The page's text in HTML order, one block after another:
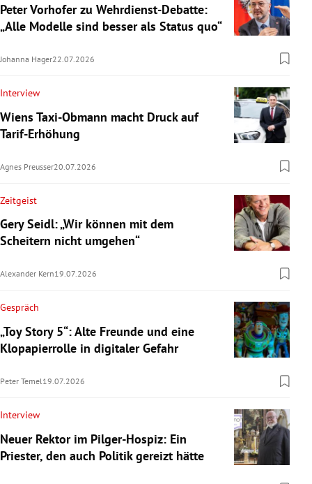
Peter Vorhofer zu Wehrdienst-Debatte:
„Alle Modelle sind besser als Status quo“
Johanna Hager22.07.2026
Interview
Wiens Taxi-Obmann macht Druck auf
Tarif-Erhöhung
Agnes Preusser20.07.2026
Zeitgeist
Gery Seidl: „Wir können mit dem
Scheitern nicht umgehen“
Alexander Kern19.07.2026
Gespräch
„Toy Story 5“: Alte Freunde und eine
Klopapierrolle in digitaler Gefahr
Peter Temel19.07.2026
Interview
Neuer Rektor im Pilger-Hospiz: Ein
Priester, den auch Politik gereizt hätte